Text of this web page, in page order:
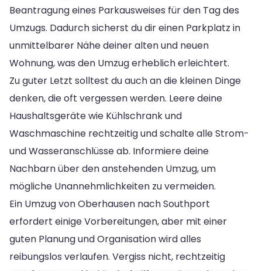
Beantragung eines Parkausweises für den Tag des
Umzugs. Dadurch sicherst du dir einen Parkplatz in
unmittelbarer Nähe deiner alten und neuen
Wohnung, was den Umzug erheblich erleichtert.
Zu guter Letzt solltest du auch an die kleinen Dinge
denken, die oft vergessen werden. Leere deine
Haushaltsgeräte wie Kühlschrank und
Waschmaschine rechtzeitig und schalte alle Strom-
und Wasseranschlüsse ab. Informiere deine
Nachbarn über den anstehenden Umzug, um
mögliche Unannehmlichkeiten zu vermeiden.
Ein Umzug von Oberhausen nach Southport
erfordert einige Vorbereitungen, aber mit einer
guten Planung und Organisation wird alles
reibungslos verlaufen. Vergiss nicht, rechtzeitig